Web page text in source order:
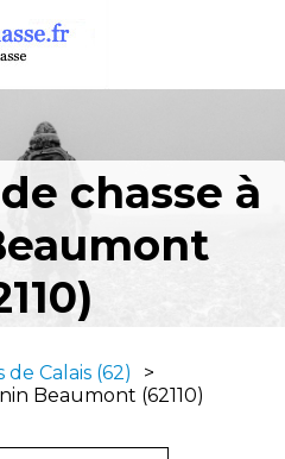
chasse à
de Calais (62)
>
Beaumont (62110)